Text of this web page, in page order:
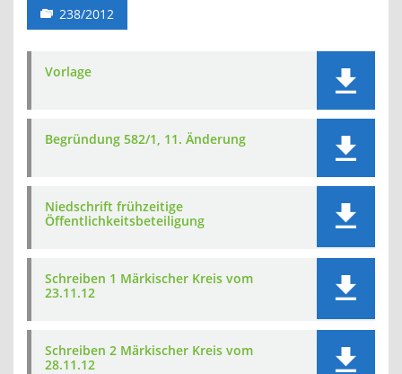
238/2012
Vorlage
Begründung 582/1, 11. Änderung
Niedschrift frühzeitige
Öffentlichkeitsbeteiligung
Schreiben 1 Märkischer Kreis vom
23.11.12
Schreiben 2 Märkischer Kreis vom
28.11.12